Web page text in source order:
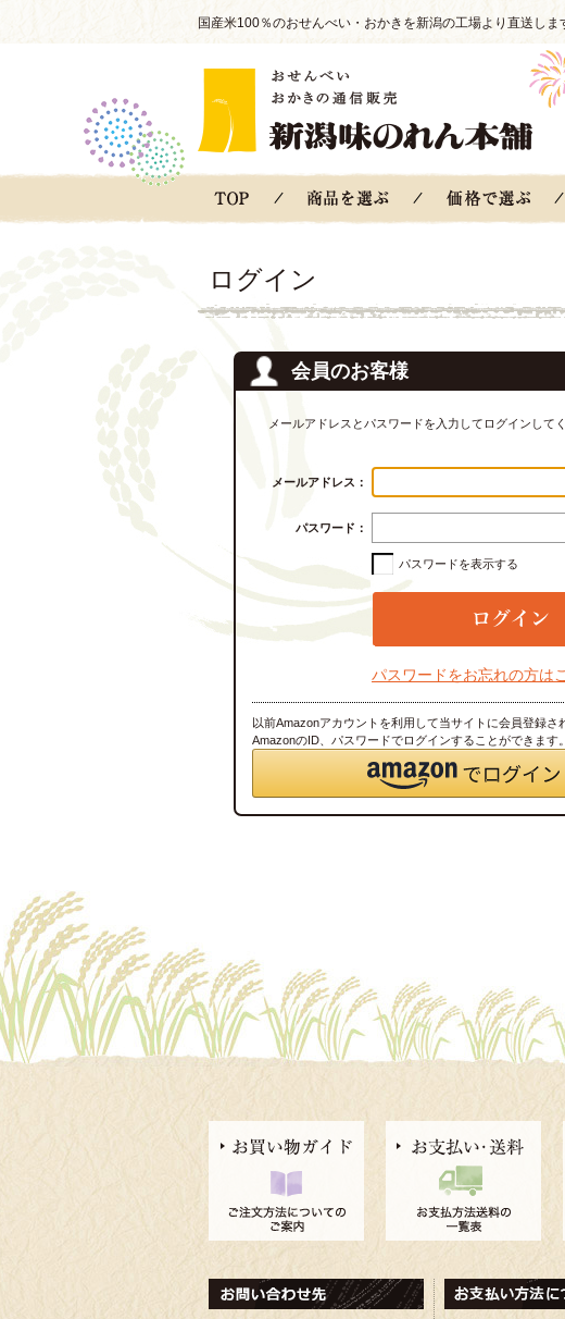
国産米100％のおせんべい・おかきを新潟の工場より直送しま
ログイン
会員のお客様
メールアドレスとパスワードを入力してログインしてく
メールアドレス：
パスワード：
パスワードを表示する
パスワードをお忘れの方は
以前Amazonアカウントを利用して当サイトに会員登録さ
AmazonのID、パスワードでログインすることができます。